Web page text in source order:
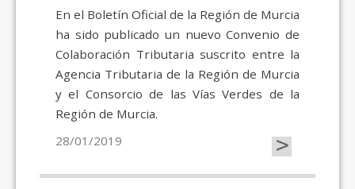
En el Boletín Oficial de la Región de Murcia
ha sido publicado un nuevo Convenio de
Colaboración Tributaria suscrito entre la
Agencia Tributaria de la Región de Murcia
y el Consorcio de las Vías Verdes de la
Región de Murcia.
28/01/2019
>